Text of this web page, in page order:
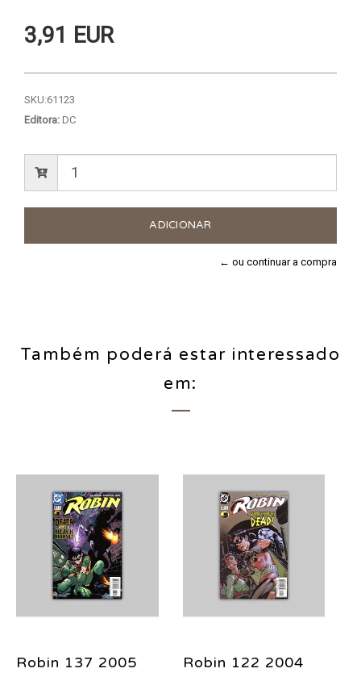
3,91 EUR
SKU:61123
Editora: DC
← ou continuar a compra
Também poderá estar interessado
em:
Robin 137 2005
Robin 122 2004